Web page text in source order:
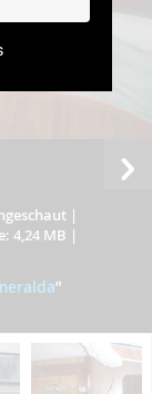
|
4,24 MB |
”